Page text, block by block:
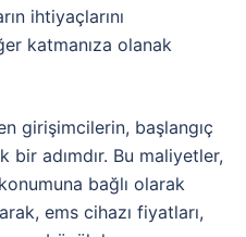
ihtiyaçlarını
katmanıza olanak
girişimcilerin, başlangıç
bir adımdır. Bu maliyetler,
bağlı olarak
ems cihazı fiyatları,